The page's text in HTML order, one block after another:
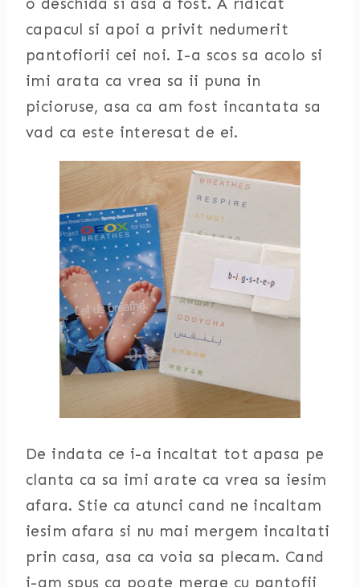
capacul si apoi a privit nedumerit
pantofiorii cei noi. I-a scos sa acolo si
imi arata ca vrea sa ii puna in
picioruse, asa ca am fost incantata sa
vad ca este interesat de ei.
De indata ce i-a incaltat tot apasa pe
clanta ca sa imi arate ca vrea sa iesim
afara. Stie ca atunci cand ne incaltam
iesim afara si nu mai mergem incaltati
prin casa, asa ca voia sa plecam. Cand
i-am spus ca poate merge cu pantofii